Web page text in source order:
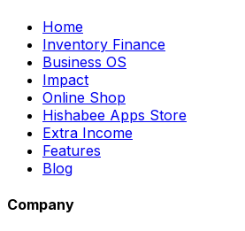
Home
Inventory Finance
Business OS
Impact
Online Shop
Hishabee Apps Store
Extra Income
Features
Blog
Company